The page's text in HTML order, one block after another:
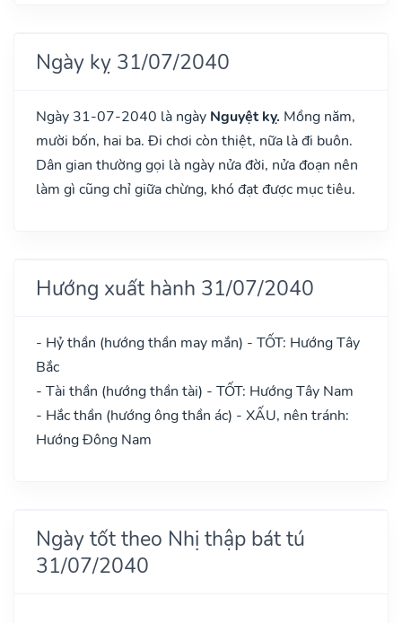
Ngày kỵ 31/07/2040
Ngày 31-07-2040 là ngày Nguyệt kỵ. Mồng năm,
mười bốn, hai ba. Đi chơi còn thiệt, nữa là đi buôn.
Dân gian thường gọi là ngày nửa đời, nửa đoạn nên
làm gì cũng chỉ giữa chừng, khó đạt được mục tiêu.
Hướng xuất hành 31/07/2040
- Hỷ thần (hướng thần may mắn) - TỐT: Hướng Tây
Bắc
- Tài thần (hướng thần tài) - TỐT: Hướng Tây Nam
- Hắc thần (hướng ông thần ác) - XẤU, nên tránh:
Hướng Đông Nam
Ngày tốt theo Nhị thập bát tú
31/07/2040